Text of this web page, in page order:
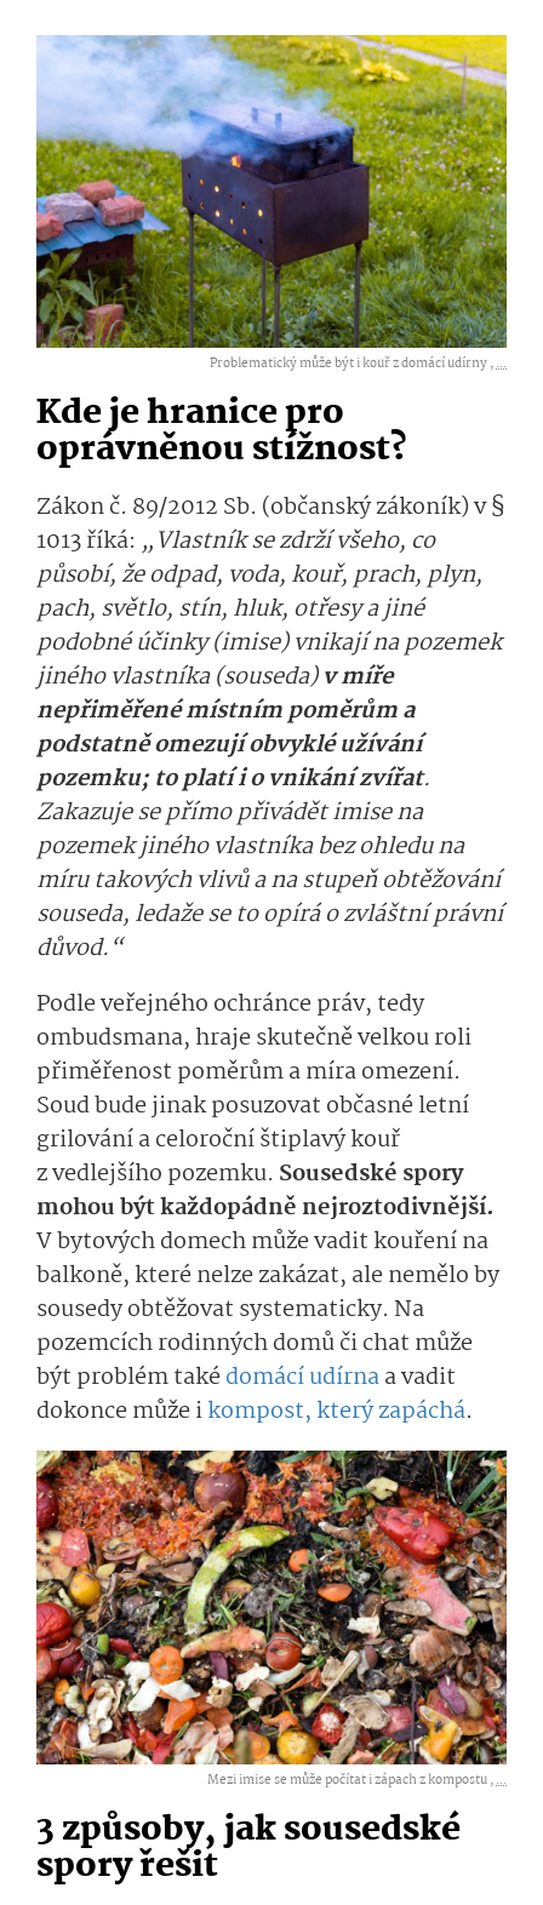
Problematický může být i kouř z domácí udírny ,...
Kde je hranice pro
oprávněnou stížnost?
Zákon č. 89/2012 Sb. (občanský zákoník) v §
1013 říká: „Vlastník se zdrží všeho, co
působí, že odpad, voda, kouř, prach, plyn,
pach, světlo, stín, hluk, otřesy a jiné
podobné účinky (imise) vnikají na pozemek
jiného vlastníka (souseda)v míře
nepřiměřené místním poměrům a
podstatně omezují obvyklé užívání
pozemku; to platí i o vnikání zvířat.
Zakazuje se přímo přivádět imise na
pozemek jiného vlastníka bez ohledu na
míru takových vlivů a na stupeň obtěžování
souseda, ledaže se to opírá o zvláštní právní
důvod.“
Podle veřejného ochránce práv, tedy
ombudsmana, hraje skutečně velkou roli
přiměřenost poměrům a míra omezení.
Soud bude jinak posuzovat občasné letní
grilování a celoroční štiplavý kouř
z vedlejšího pozemku. Sousedské spory
mohou být každopádně nejroztodivnější.
V bytových domech může vadit kouření na
balkoně, které nelze zakázat, ale nemělo by
sousedy obtěžovat systematicky. Na
pozemcích rodinných domů či chat může
být problém takédomácí udírnaa vadit
dokonce může ikompost, který zapáchá.
Mezi imise se může počítat i zápach z kompostu ,...
3 způsoby, jak sousedské
spory řešit